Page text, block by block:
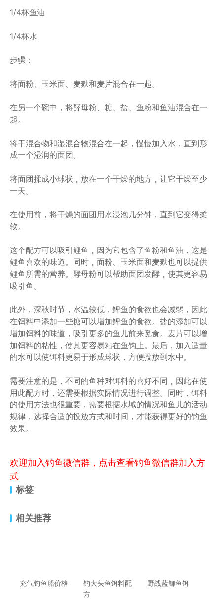
1/4杯鱼油
1/4杯水
步骤：
将面粉、玉米面、麦麸和麦片混合在一起。
在另一个碗中，将酵母粉、糖、盐、鱼粉和鱼油混合在一
起。
将干混合物和湿混合物混合在一起，慢慢加入水，直到形
成一个湿润的面团。
将面团揉成小球状，放在一个干燥的地方，让它干燥至少
一天。
在使用前，将干燥的面团用水浸泡几分钟，直到它变得柔
软。
这个配方可以吸引鲤鱼，因为它包含了鱼粉和鱼油，这是
鲤鱼喜欢的味道。同时，面粉、玉米面和麦麸也可以提供
鲤鱼所需的营养。酵母粉可以帮助面团发酵，使其更容易
吸引鱼。
此外，深秋时节，水温较低，鲤鱼的食欲也会减弱，因此
在饵料中添加一些糖可以增加鲤鱼的食欲。盐的添加可以
增加饵料的味道，吸引更多的鱼儿前来觅食。麦片可以增
加饵料的粘性，使其更容易粘在鱼钩上。最后，加入适量
的水可以使饵料更易于形成球状，方便投放到水中。
需要注意的是，不同的鱼种对饵料的喜好不同，因此在使
用此配方时，还需要根据实际情况进行调整。同时，饵料
的使用方法也很重要，需要根据水域的情况和鱼儿的活动
规律，选择合适的投放方式和时间，才能获得更好的钓鱼
效果。
欢迎加入钓鱼微信群，点击查看钓鱼微信群加入方
式
标签
相关推荐
充气钓鱼船价格
钓大头鱼饵料配
方
野战蓝鲫鱼饵